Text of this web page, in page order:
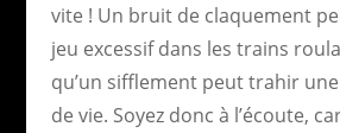
vite ! Un bruit de claquement
jeu excessif dans les trains
qu’un sifflement peut trahir
de vie. Soyez donc à l’écoute,